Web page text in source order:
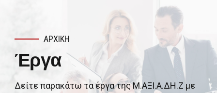
ΑΡΧΙΚΉ
Έργα
Δείτε παρακάτω τα έργα της Μ.ΑΞΙ.Α.ΔΗ.Ζ με